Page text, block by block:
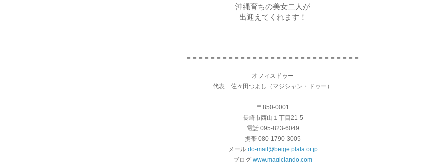
沖縄育ちの美女二人が
出迎えてくれます！
＝＝＝＝＝＝＝＝＝＝＝＝＝＝＝＝＝＝＝＝＝＝＝＝＝＝＝＝＝
オフィスドゥー
代表 佐々田つよし（マジシャン・ドゥー）
〒850-0001
長崎市西山１丁目21-5
電話 095-823-6049
携帯 080-1790-3005
メール do-mail@beige.plala.or.jp
ブログ www.magiciando.com